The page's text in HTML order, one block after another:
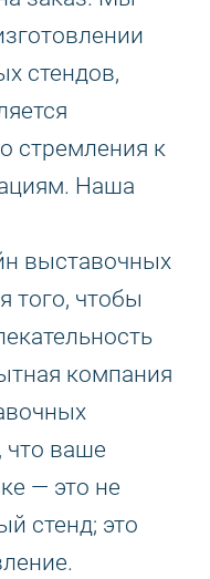
стендов,
стремления к
Наша
выставочных
того, чтобы
компания
что ваше
— это не
стенд; это